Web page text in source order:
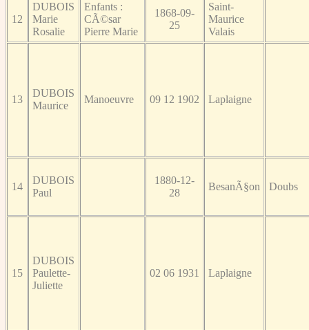
12
DUBOIS
Marie
Rosalie
Enfants :
CÃ©sar
Pierre Marie
1868-09-
25
Saint-
Maurice
Valais
13
DUBOIS
Maurice
Manoeuvre 09 12 1902 Laplaigne
14
DUBOIS
Paul
1880-12-
28
BesanÃ§on Doubs
15
DUBOIS
Paulette-
Juliette
02 06 1931 Laplaigne